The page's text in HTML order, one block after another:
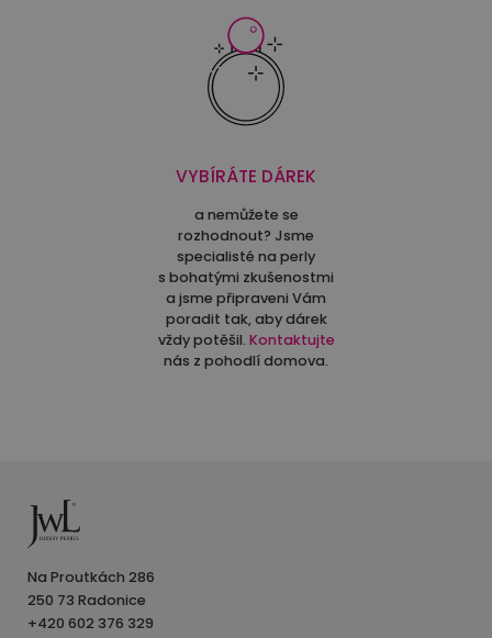
VYBÍRÁTE DÁREK
a nemůžete se
rozhodnout? Jsme
specialisté na perly
s bohatými zkušenostmi
a jsme připraveni Vám
poradit tak, aby dárek
vždy potěšil. Kontaktujte
nás z pohodlí domova.
Na Proutkách 286
250 73 Radonice
+420 602 376 329